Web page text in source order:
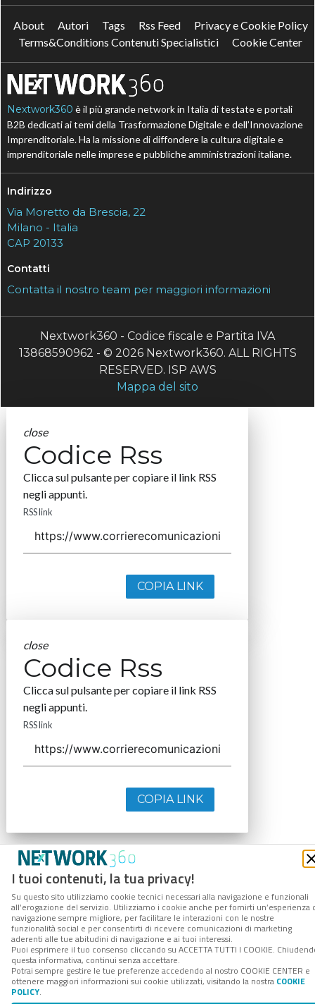
I tuoi contenuti, la tua privacy!
Su questo sito utilizziamo cookie tecnici necessari alla navigazione e funzionali
all’erogazione del servizio. Utilizziamo i cookie anche per fornirti un’esperienza
navigazione sempre migliore, per facilitare le interazioni con le nostre
funzionalità social e per consentirti di ricevere comunicazioni di marketing
aderenti alle tue abitudini di navigazione e ai tuoi interessi.
Puoi esprimere il tuo consenso cliccando su ACCETTA TUTTI I COOKIE.
questa informativa, continui senza accettare.
Potrai sempre gestire le tue preferenze accedendo al nostro COOKIE CENTER e
ottenere maggiori informazioni sui cookie utilizzati, visitando la nostra COOKIE
POLICY.
About Autori Tags Rss Feed
Privacy e Cookie Policy
Terms&Conditions Contenuti Specialistici
Cookie Center
Nextwork360 è il più grande network in Italia di testate e portali
B2B dedicati ai temi della Trasformazione Digitale e dell’Innovazione
Imprenditoriale. Ha la missione di diffondere la cultura digitale e
imprenditoriale nelle imprese e pubbliche amministrazioni italiane.
Indirizzo
Via Moretto da Brescia, 22
Milano - Italia
CAP 20133
Contatti
Contatta il nostro team per maggiori informazioni
Nextwork360 - Codice fiscale e Partita IVA
13868590962 - © 2026 Nextwork360. ALL RIGHTS
RESERVED. ISP AWS
Mappa del sito
close
Codice Rss
Clicca sul pulsante per copiare il link RSS
negli appunti.
RSS link
COPIA LINK
close
Codice Rss
Clicca sul pulsante per copiare il link RSS
negli appunti.
RSS link
COPIA LINK